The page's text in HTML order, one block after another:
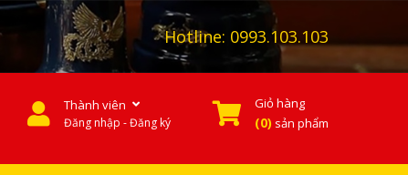
Hotline: 0993.103.103
Thành viên
Đăng nhập - Đăng ký
Giỏ hàng
0 sản phẩm